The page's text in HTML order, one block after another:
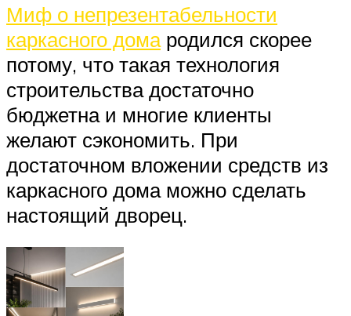
Миф о непрезентабельности
каркасного домародился скорее
потому, что такая технология
строительства достаточно
бюджетна и многие клиенты
желают сэкономить. При
достаточном вложении средств из
каркасного дома можно сделать
настоящий дворец.